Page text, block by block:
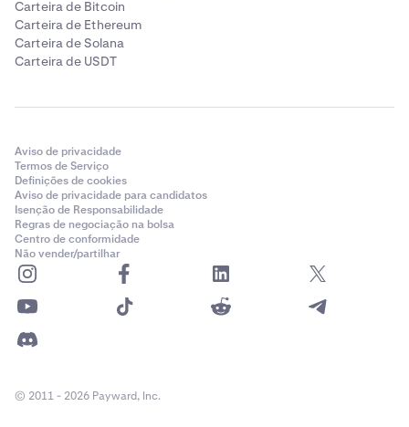
Carteira de Bitcoin
Carteira de Ethereum
Carteira de Solana
Carteira de USDT
Aviso de privacidade
Termos de Serviço
Definições de cookies
Aviso de privacidade para candidatos
Isenção de Responsabilidade
Regras de negociação na bolsa
Centro de conformidade
Não vender/partilhar
© 2011 - 2026 Payward, Inc.